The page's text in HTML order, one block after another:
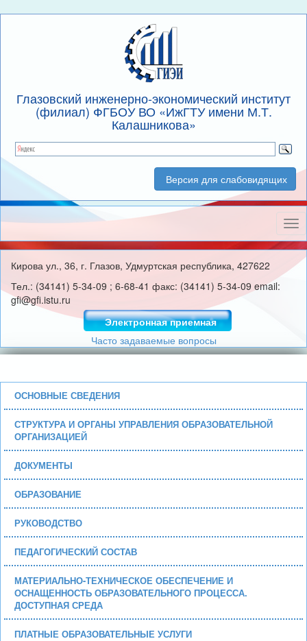
Глазовский инженерно-экономический институт
(филиал) ФГБОУ ВО «ИжГТУ имени М.Т.
Калашникова»
Версия для слабовидящих
Кирова ул., 36, г. Глазов, Удмуртская республика, 427622
Тел.: (34141) 5-34-09 ; 6-68-41 факс: (34141) 5-34-09 email:
gfi@gfi.istu.ru
Электронная приемная
Часто задаваемые вопросы
ОСНОВНЫЕ СВЕДЕНИЯ
СТРУКТУРА И ОРГАНЫ УПРАВЛЕНИЯ ОБРАЗОВАТЕЛЬНОЙ
ОРГАНИЗАЦИЕЙ
ДОКУМЕНТЫ
ОБРАЗОВАНИЕ
РУКОВОДСТВО
ПЕДАГОГИЧЕСКИЙ СОСТАВ
МАТЕРИАЛЬНО-ТЕХНИЧЕСКОЕ ОБЕСПЕЧЕНИЕ И
ОСНАЩЕННОСТЬ ОБРАЗОВАТЕЛЬНОГО ПРОЦЕССА.
ДОСТУПНАЯ СРЕДА
ПЛАТНЫЕ ОБРАЗОВАТЕЛЬНЫЕ УСЛУГИ